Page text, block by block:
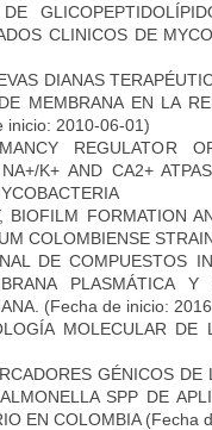
CLINICOS DE
DIANAS
MEMBRANA EN LA
inicio: 2010-06-01)
REGULATOR
K+ AND CA2+
BIOFILM FORMATION
COLOMBIENSE
DE COMPUESTOS
PLASMÁTICA Y
(Fecha de inicio:
MOLECULAR DE
GÉNICOS
SPP DE
EN COLOMBIA(Fecha